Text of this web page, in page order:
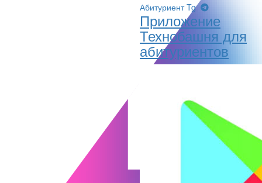
Абитуриент Tg
Приложение
Технобашня для
абитуриентов